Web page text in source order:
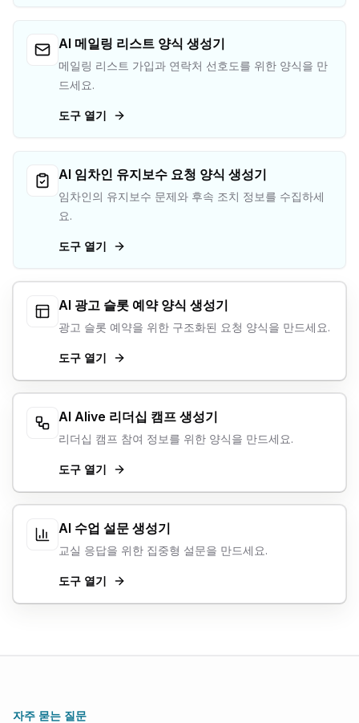
AI 메일링 리스트 양식 생성기
메일링 리스트 가입과 연락처 선호도를 위한 양식을 만
드세요.
도구 열기
AI 임차인 유지보수 요청 양식 생성기
임차인의 유지보수 문제와 후속 조치 정보를 수집하세
요.
도구 열기
AI 광고 슬롯 예약 양식 생성기
광고 슬롯 예약을 위한 구조화된 요청 양식을 만드세요.
도구 열기
AI Alive 리더십 캠프 생성기
리더십 캠프 참여 정보를 위한 양식을 만드세요.
도구 열기
AI 수업 설문 생성기
교실 응답을 위한 집중형 설문을 만드세요.
도구 열기
자주 묻는 질문